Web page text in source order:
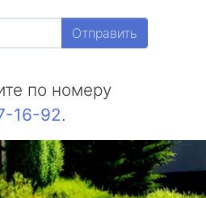
Отправить
по номеру
16-92.